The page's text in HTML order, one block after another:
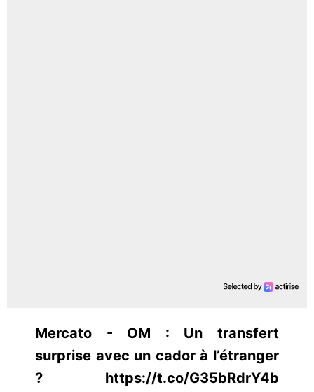
Mercato - OM : Un transfert
surprise avec un cador à l’étranger
? https://t.co/G35bRdrY4b